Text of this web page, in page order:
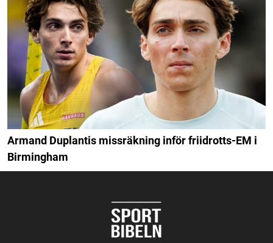
Armand Duplantis missräkning inför friidrotts-EM i
Birmingham